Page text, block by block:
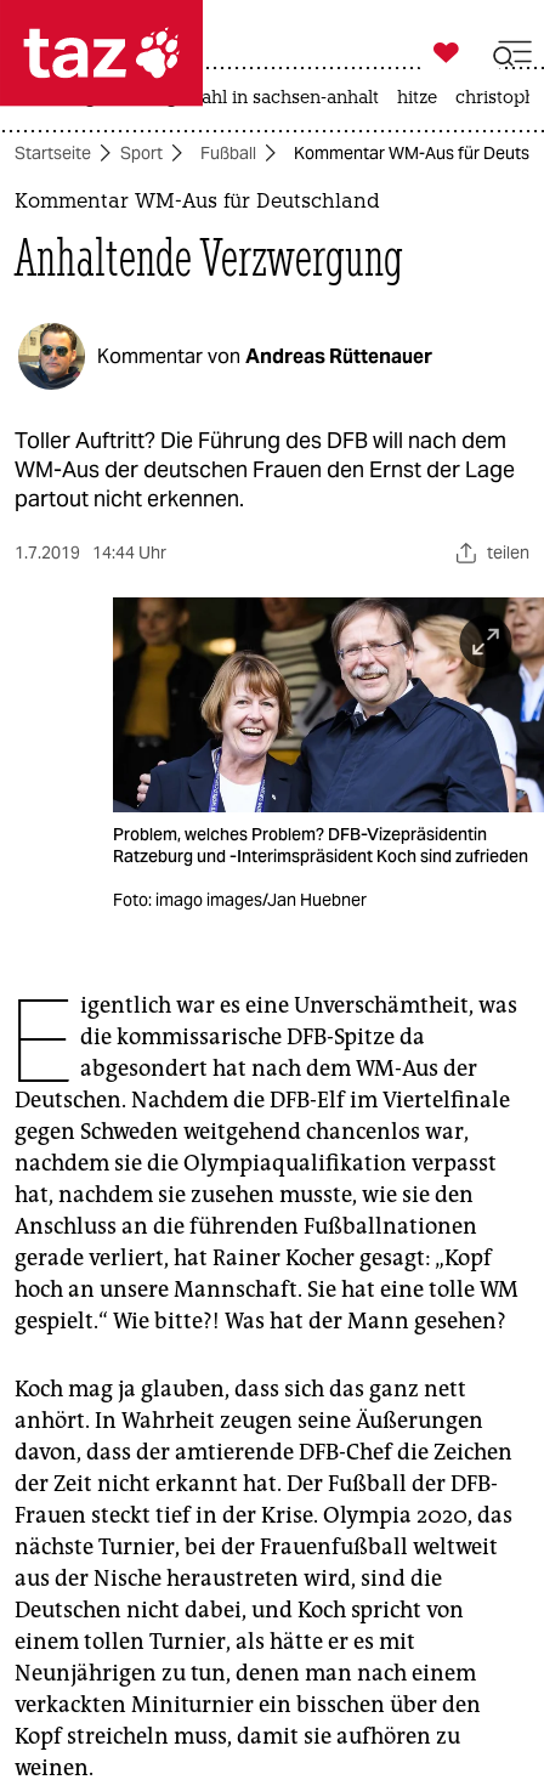
 taz zahl ich
taz zahl ich
politik
öko
gesellschaft
kultur
sport
berlin
wahrheit
veranstaltungen
fragen & hilfe
abo
genossenschaft
epaper login

taz zahl ich
landtagswahl in sachsen-anhalt hitze
Startseite Sport Fußball Kommentar WM-Aus für
Kommentar WM-Aus für Deutschland
Anhaltende Verzwergung
Kommentar von Andreas Rüttenauer
Toller Auftritt? Die Führung des DFB will nach dem
WM-Aus der deutschen Frauen den Ernst der Lage
partout nicht erkennen.
1.7.2019 14:44 Uhr teilen
Problem, welches Problem? DFB-Vizepräsidentin
Ratzeburg und -Interimspräsident Koch sind zufrieden
Foto: imago images/Jan Huebner
E igentlich war es eine Unverschämtheit, was
die kommissarische DFB-Spitze da
abgesondert hat nach dem WM-Aus der
Deutschen. Nachdem die DFB-Elf im Viertelfinale
gegen Schweden weitgehend chancenlos war,
nachdem sie die Olympiaqualifikation verpasst
hat, nachdem sie zusehen musste, wie sie den
Anschluss an die führenden Fußballnationen
gerade verliert, hat Rainer Kocher gesagt: „Kopf
hoch an unsere Mannschaft. Sie hat eine tolle WM
gespielt.“ Wie bitte?! Was hat der Mann gesehen?
Koch mag ja glauben, dass sich das ganz nett
anhört. In Wahrheit zeugen seine Äußerungen
davon, dass der amtierende DFB-Chef die Zeichen
der Zeit nicht erkannt hat. Der Fußball der DFB-
Frauen steckt tief in der Krise. Olympia 2020, das
nächste Turnier, bei der Frauenfußball weltweit
aus der Nische heraustreten wird, sind die
Deutschen nicht dabei, und Koch spricht von
einem tollen Turnier, als hätte er es mit
Neunjährigen zu tun, denen man nach einem
verkackten Miniturnier ein bisschen über den
Kopf streicheln muss, damit sie aufhören zu
weinen.